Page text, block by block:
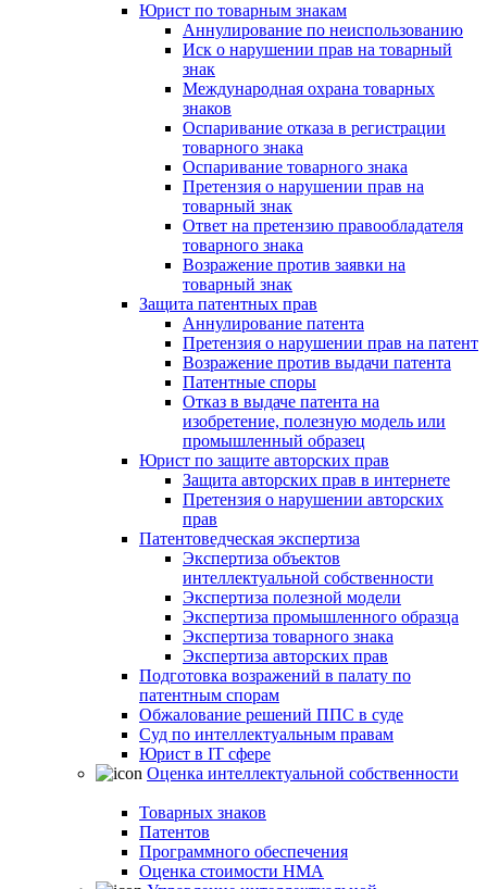
Юрист по товарным знакам
Аннулирование по неиспользованию
Иск о нарушении прав на товарный
знак
Международная охрана товарных
знаков
Оспаривание отказа в регистрации
товарного знака
Оспаривание товарного знака
Претензия о нарушении прав на
товарный знак
Ответ на претензию правообладателя
товарного знака
Возражение против заявки на
товарный знак
Защита патентных прав
Аннулирование патента
Претензия о нарушении прав на патент
Возражение против выдачи патента
Патентные споры
Отказ в выдаче патента на
изобретение, полезную модель или
промышленный образец
Юрист по защите авторских прав
Защита авторских прав в интернете
Претензия о нарушении авторских
прав
Патентоведческая экспертиза
Экспертиза объектов
интеллектуальной собственности
Экспертиза полезной модели
Экспертиза промышленного образца
Экспертиза товарного знака
Экспертиза авторских прав
Подготовка возражений в палату по
патентным спорам
Обжалование решений ППС в суде
Суд по интеллектуальным правам
Юрист в IT сфере
Оценка интеллектуальной собственности
Товарных знаков
Патентов
Программного обеспечения
Оценка стоимости НМА